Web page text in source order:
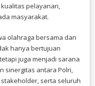
pelayanan,
masyarakat.
olahraga bersama dan
hanya bertujuan
juga menjadi sarana
sinergitas antara Polri,
serta seluruh